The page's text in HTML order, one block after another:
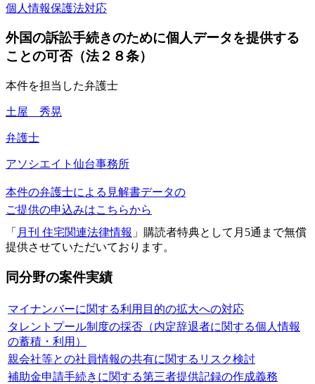
個人情報保護法対応
外国の訴訟手続きのために個人データを提供する
ことの可否（法２８条）
本件を担当した弁護士
土屋 秀晃
弁護士
アソシエイト 仙台事務所
本件の弁護士による見解書データの
ご提供の申込みはこちらから
「 月刊 住宅関連法律情報 」購読者特典として月5通まで無償
提供させていただいております。
同分野の案件実績
マイナンバーに関する利用目的の拡大への対応
タレントプール制度の採否（内定辞退者に関する個人情報
の蓄積・利用）
親会社等との社員情報の共有に関するリスク検討
補助金申請手続きに関する第三者提供記録の作成義務